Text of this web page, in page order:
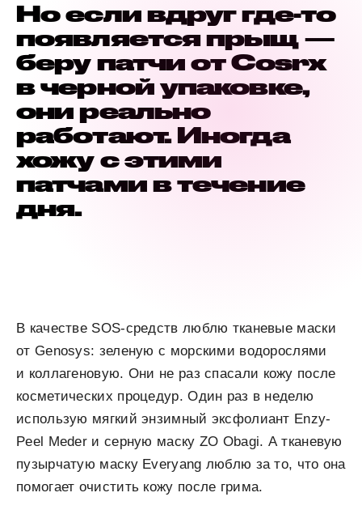
Но если вдруг где-то
появляется прыщ —
беру патчи от Cosrx
в черной упаковке,
они реально
работают. Иногда
хожу с этими
патчами в течение
дня.
В качестве SOS-средств люблю тканевые маски
от Genosys: зеленую с морскими водорослями
и коллагеновую. Они не раз спасали кожу после
косметических процедур. Один раз в неделю
использую мягкий энзимный эксфолиант Enzy-
Peel Meder и серную маску ZO Obagi. А тканевую
пузырчатую маску Everyang люблю за то, что она
помогает очистить кожу после грима.